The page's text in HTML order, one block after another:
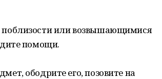
поблизости или возвышающимися
помощи.
ободрите его, позовите на